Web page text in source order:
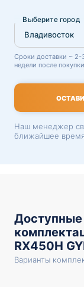
Выберите город
Сроки доставки ~ 2-
недели после покупки
Наш менеджер
ближайшее время
Доступные
RX450H
Варианты